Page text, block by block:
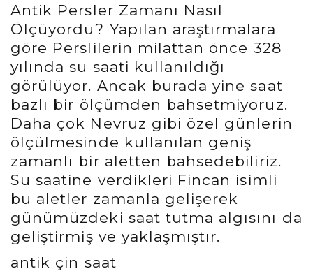
Antik Persler Zamanı Nasıl
Ölçüyordu? Yapılan araştırmalara
göre Perslilerin milattan önce 328
yılında su saati kullanıldığı
görülüyor. Ancak burada yine saat
bazlı bir ölçümden bahsetmiyoruz.
Daha çok Nevruz gibi özel günlerin
ölçülmesinde kullanılan geniş
zamanlı bir aletten bahsedebiliriz.
Su saatine verdikleri Fincan isimli
bu aletler zamanla gelişerek
günümüzdeki saat tutma algısını da
geliştirmiş ve yaklaşmıştır.
antik çin saat